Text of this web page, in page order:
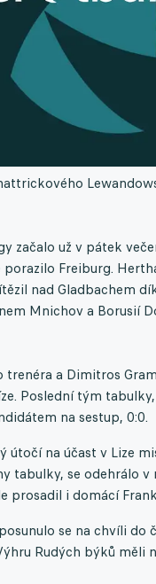
začalo už v pátek
Freiburg.
nad Gladbachem
Mnichov a Borusií
a Dimitros
Poslední tým
na sestup, 0:0.
na účast v Lize
tabulky, se odehrálo
prosadil i domácí
se na chvíli
Rudých býků